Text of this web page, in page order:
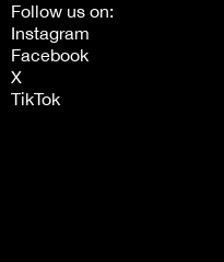
Follow us on:
Instagram
Facebook
X
TikTok